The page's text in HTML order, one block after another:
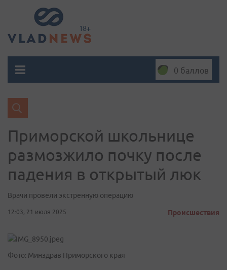
0 баллов
Приморской школьнице
размозжило почку после
падения в открытый люк
Врачи провели экстренную операцию
12:03, 21 июля 2025 Происшествия
Фото: Минздрав Приморского края